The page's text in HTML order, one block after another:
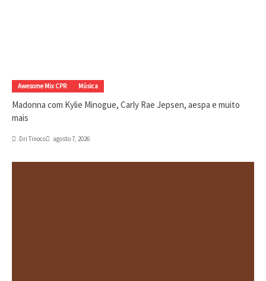
Awesome Mix CPR Música
Madonna com Kylie Minogue, Carly Rae Jepsen, aespa e muito
mais
Dri Tinoco agosto 7, 2026